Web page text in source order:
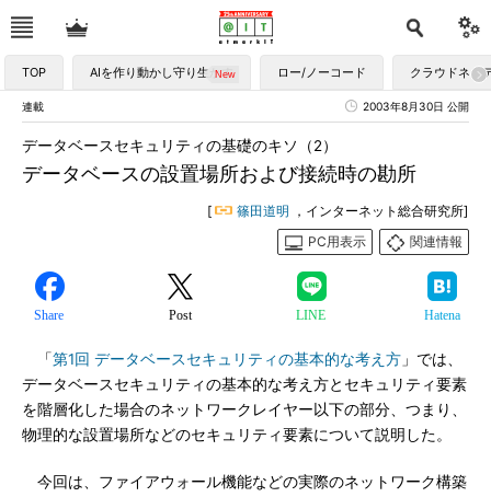
TOP AIを作り動かし守り生かす ロー/ノーコード クラウドネイ
連載 2003年8月30日 公開
データベースの設置場所および接続時の勘所
データベースセキュリティの基礎のキソ（2）
[ 篠田道明 ，インターネット総合研究所]
PC用表示
関連情報
Share Post LINE Hatena
「第1回 データベースセキュリティの基本的な考え方 」では、
データベースセキュリティの基本的な考え方とセキュリティ要素
を階層化した場合のネットワークレイヤー以下の部分、つまり、
物理的な設置場所などのセキュリティ要素について説明した。
今回は、ファイアウォール機能などの実際のネットワーク構築